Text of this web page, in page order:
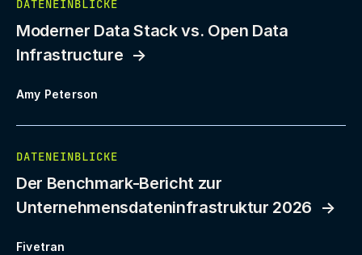
DATENEINBLICKE
Moderner Data Stack vs. Open Data
Infrastructure
Amy Peterson
DATENEINBLICKE
Der Benchmark-Bericht zur
Unternehmensdateninfrastruktur 2026
Fivetran